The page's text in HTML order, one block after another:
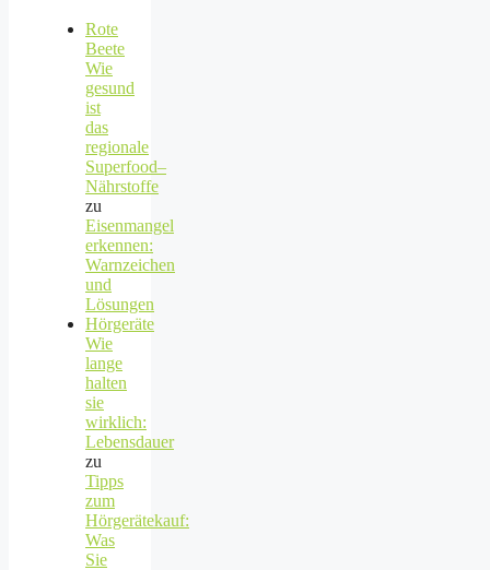
Rote
Beete
Wie
gesund
ist
das
regionale
Superfood–
Nährstoffe
zu
Eisenmangel
erkennen:
Warnzeichen
und
Lösungen
Hörgeräte
Wie
lange
halten
sie
wirklich:
Lebensdauer
zu
Tipps
zum
Hörgerätekauf:
Was
Sie